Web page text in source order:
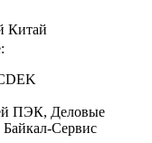
Китай
ПЭК, Деловые
Сервис